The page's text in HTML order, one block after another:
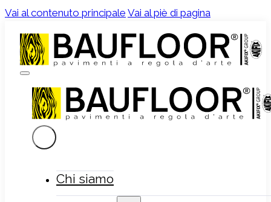
Vai al contenuto principale Vai al piè di pagina
Chi siamo